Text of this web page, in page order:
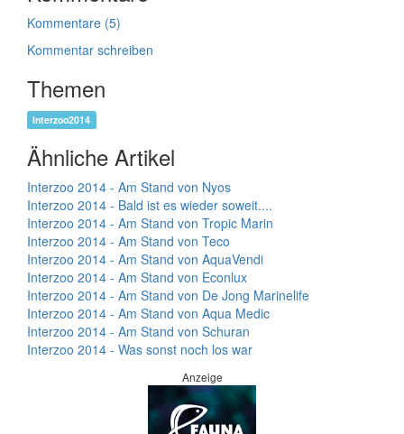
Kommentare (5)
Kommentar schreiben
Themen
Interzoo2014
Ähnliche Artikel
Interzoo 2014 - Am Stand von Nyos
Interzoo 2014 - Bald ist es wieder soweit....
Interzoo 2014 - Am Stand von Tropic Marin
Interzoo 2014 - Am Stand von Teco
Interzoo 2014 - Am Stand von AquaVendi
Interzoo 2014 - Am Stand von Econlux
Interzoo 2014 - Am Stand von De Jong Marinelife
Interzoo 2014 - Am Stand von Aqua Medic
Interzoo 2014 - Am Stand von Schuran
Interzoo 2014 - Was sonst noch los war
Anzeige